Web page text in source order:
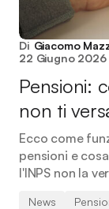
Di Giacomo
22 Giugno 2026
Pensioni:
non ti
Ecco come
pensioni e
l'INPS non la
News